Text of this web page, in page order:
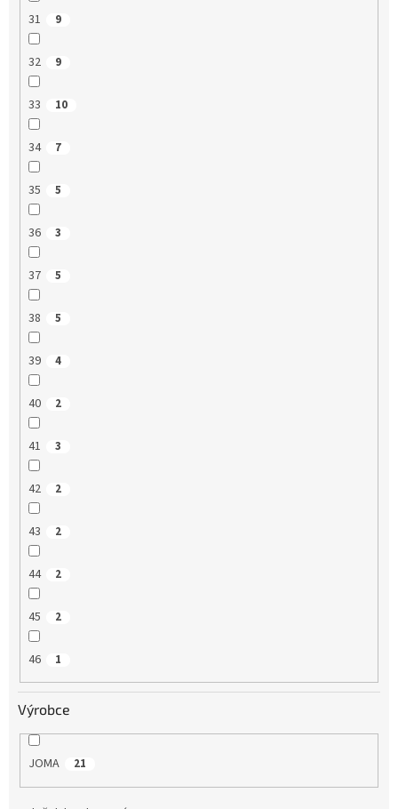
31 9
32 9
33 10
34 7
35 5
36 3
37 5
38 5
39 4
40 2
41 3
42 2
43 2
44 2
45 2
46 1
Výrobce
JOMA 21